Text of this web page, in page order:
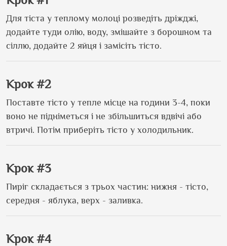
Для тіста у теплому молоці розведіть дріжджі,
додайте туди олію, воду, змішайте з борошном та
сіллю, додайте 2 яйця і замісіть тісто.
Крок #2
Поставте тісто у тепле місце на години 3-4, поки
воно не підніметься і не збільшиться вдвічі або
втричі. Потім приберіть тісто у холодильник.
Крок #3
Пиріг складається з трьох частин: нижня - тісто,
середня - яблука, верх - заливка.
Крок #4